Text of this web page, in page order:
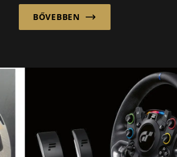
BŐVEBBEN